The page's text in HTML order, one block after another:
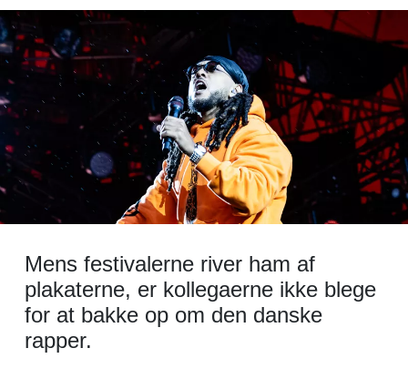
Mens festivalerne river ham af
plakaterne, er kollegaerne ikke blege
for at bakke op om den danske
rapper.